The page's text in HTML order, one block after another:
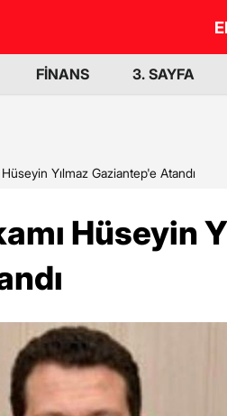
FİNANS 3. SAYFA
Yılmaz Gaziantep'e Atandı
Hüseyin